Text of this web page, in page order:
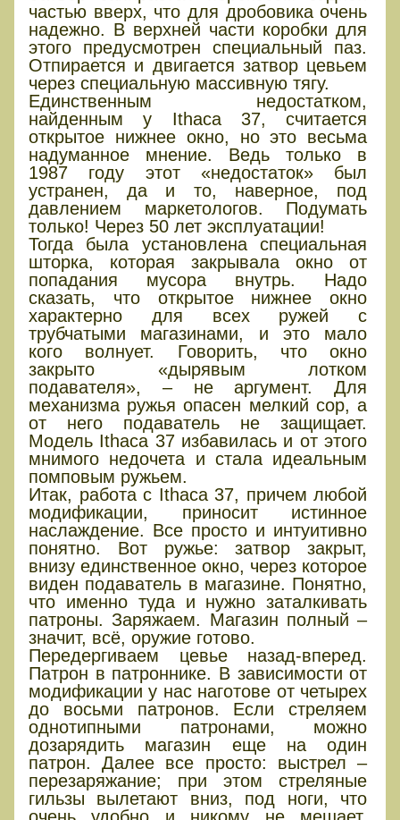
частью вверх, что для дробовика очень
надежно. В верхней части коробки для
этого предусмотрен специальный паз.
Отпирается и двигается затвор цевьем
через специальную массивную тягу.
Единственным недостатком,
найденным у Ithaca 37, считается
открытое нижнее окно, но это весьма
надуманное мнение. Ведь только в
1987 году этот «недостаток» был
устранен, да и то, наверное, под
давлением маркетологов. Подумать
только! Через 50 лет эксплуатации!
Тогда была установлена специальная
шторка, которая закрывала окно от
попадания мусора внутрь. Надо
сказать, что открытое нижнее окно
характерно для всех ружей с
трубчатыми магазинами, и это мало
кого волнует. Говорить, что окно
закрыто «дырявым лотком
подавателя», – не аргумент. Для
механизма ружья опасен мелкий сор, а
от него подаватель не защищает.
Модель Ithaca 37 избавилась и от этого
мнимого недочета и стала идеальным
помповым ружьем.
Итак, работа с Ithaca 37, причем любой
модификации, приносит истинное
наслаждение. Все просто и интуитивно
понятно. Вот ружье: затвор закрыт,
внизу единственное окно, через которое
виден подаватель в магазине. Понятно,
что именно туда и нужно заталкивать
патроны. Заряжаем. Магазин полный –
значит, всё, оружие готово.
Передергиваем цевье назад-вперед.
Патрон в патроннике. В зависимости от
модификации у нас наготове от четырех
до восьми патронов. Если стреляем
однотипными патронами, можно
дозарядить магазин еще на один
патрон. Далее все просто: выстрел –
перезаряжание; при этом стреляные
гильзы вылетают вниз, под ноги, что